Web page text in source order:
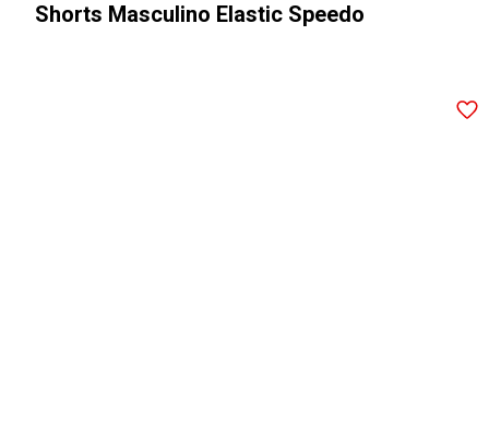
Shorts Masculino Elastic Speedo